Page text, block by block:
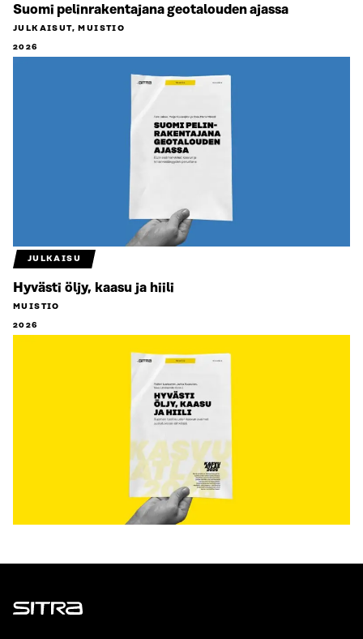
Suomi pelinrakentajana geotalouden ajassa
JULKAISUT, MUISTIO
2026
JULKAISU
Hyvästi öljy, kaasu ja hiili
MUISTIO
2026
Sitra